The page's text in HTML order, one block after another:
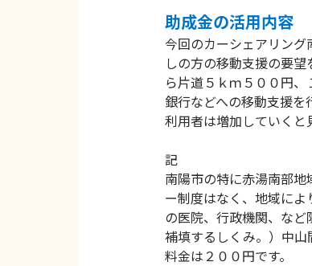
助成⾦の活⽤内容
今回のカーシェアリン
しの方の移動支援の要
ら片道５ｋｍ５００円
銀行などへの移動支援
利用者は増加していくと
記
南陽市の特に赤湯南部
ー制度はなく、地域に
の医院、行政機関、な
補填するしくみ。）中
料金は２００円です。